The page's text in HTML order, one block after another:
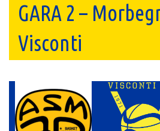
GARA 2 –
Visconti